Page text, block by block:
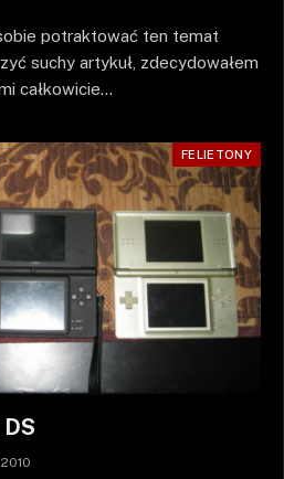
potraktować ten temat
suchy artykuł, zdecydowałem
całkowicie…
FELIETONY